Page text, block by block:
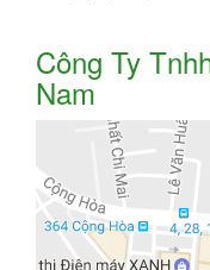
Công Ty
Nam